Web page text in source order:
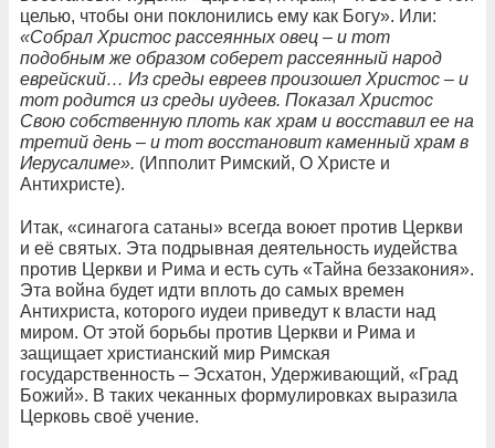
целью, чтобы они поклонились ему как Богу». Или:
«Собрал Христос рассеянных овец – и тот
подобным же образом соберет рассеянный народ
еврейский… Из среды евреев произошел Христос – и
тот родится из среды иудеев. Показал Христос
Свою собственную плоть как храм и восставил ее на
третий день – и тот восстановит каменный храм в
Иерусалиме». (Ипполит Римский, О Христе и
Антихристе).
Итак, «синагога сатаны» всегда воюет против Церкви
и её святых. Эта подрывная деятельность иудейства
против Церкви и Рима и есть суть «Тайна беззакония».
Эта война будет идти вплоть до самых времен
Антихриста, которого иудеи приведут к власти над
миром. От этой борьбы против Церкви и Рима и
защищает христианский мир Римская
государственность – Эсхатон, Удерживающий, «Град
Божий». В таких чеканных формулировках выразила
Церковь своё учение.